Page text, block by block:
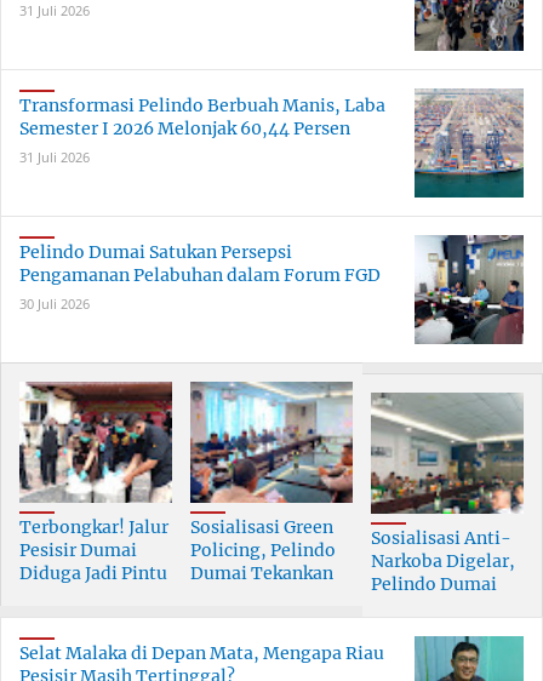
31 Juli 2026
Transformasi Pelindo Berbuah Manis, Laba
Semester I 2026 Melonjak 60,44 Persen
31 Juli 2026
Pelindo Dumai Satukan Persepsi
Pengamanan Pelabuhan dalam Forum FGD
30 Juli 2026
Terbongkar! Jalur
Pesisir Dumai
Diduga Jadi Pintu
Skala Besar
Sosialisasi Green
Policing, Pelindo
Dumai Tekankan
Bersama
Sosialisasi Anti-
Narkoba Digelar,
Pelindo Dumai
Selat Malaka di Depan Mata, Mengapa Riau
Pesisir Masih Tertinggal?